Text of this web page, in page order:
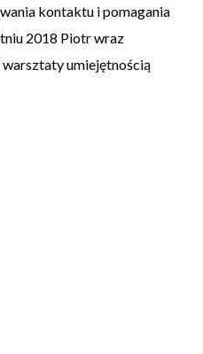
kontaktu i pomagania
2018 Piotr wraz
warsztaty umiejętnością